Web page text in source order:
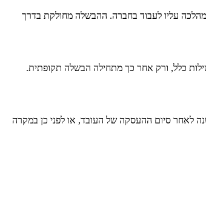
עליו לעבוד בחברה. ההבשלה מחולקת בדרך
כלל, ורק אחר כך מתחילה הבשלה תקופתית.
לאחר סיום ההעסקה של העובד, או לפני כן במקרה